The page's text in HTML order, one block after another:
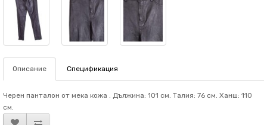
Описание Спецификация
Черен панталон от мека кожа . Дължина: 101 см. Талия: 76 см. Ханш: 110
см.